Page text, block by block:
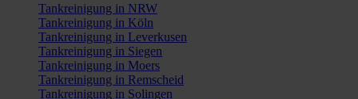
Tankreinigung in NRW
Tankreinigung in Köln
Tankreinigung in Leverkusen
Tankreinigung in Siegen
Tankreinigung in Moers
Tankreinigung in Remscheid
Tankreinigung in Solingen